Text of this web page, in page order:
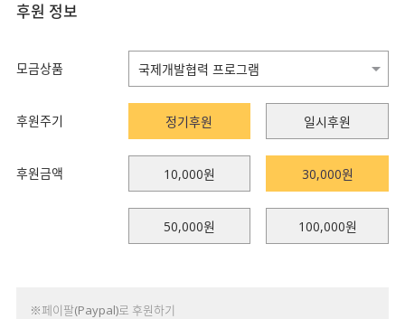
후원 정보
모금상품
후원주기 정기후원 일시후원
후원금액 10,000원 30,000원
50,000원 100,000원
※페이팔(Paypal)로 후원하기